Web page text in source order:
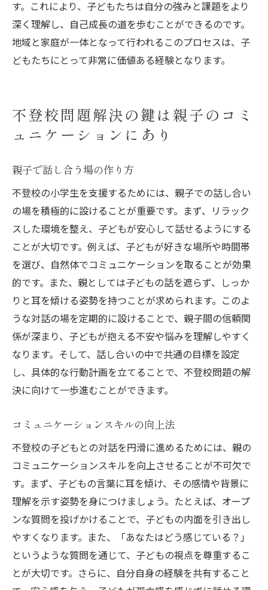
す。これにより、子どもたちは自分の強みと課題をより
深く理解し、自己成長の道を歩むことができるのです。
地域と家庭が一体となって行われるこのプロセスは、子
どもたちにとって非常に価値ある経験となります。
不登校問題解決の鍵は親子のコミ
ュニケーションにあり
親子で話し合う場の作り方
不登校の小学生を支援するためには、親子での話し合い
の場を積極的に設けることが重要です。まず、リラック
スした環境を整え、子どもが安心して話せるようにする
ことが大切です。例えば、子どもが好きな場所や時間帯
を選び、自然体でコミュニケーションを取ることが効果
的です。また、親としては子どもの話を遮らず、しっか
りと耳を傾ける姿勢を持つことが求められます。このよ
うな対話の場を定期的に設けることで、親子間の信頼関
係が深まり、子どもが抱える不安や悩みを理解しやすく
なります。そして、話し合いの中で共通の目標を設定
し、具体的な行動計画を立てることで、不登校問題の解
決に向けて一歩進むことができます。
コミュニケーションスキルの向上法
不登校の子どもとの対話を円滑に進めるためには、親の
コミュニケーションスキルを向上させることが不可欠で
す。まず、子どもの言葉に耳を傾け、その感情や背景に
理解を示す姿勢を身につけましょう。たとえば、オープ
ンな質問を投げかけることで、子どもの内面を引き出し
やすくなります。また、「あなたはどう感じている？」
というような質問を通じて、子どもの視点を尊重するこ
とが大切です。さらに、自分自身の経験を共有すること